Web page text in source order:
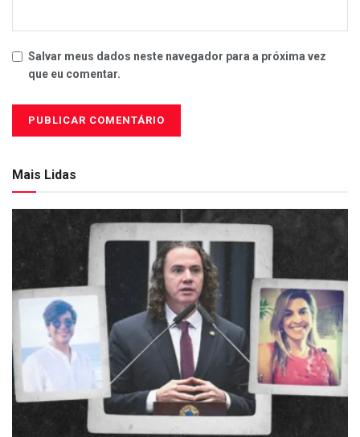
Salvar meus dados neste navegador para a próxima vez
que eu comentar.
Mais Lidas